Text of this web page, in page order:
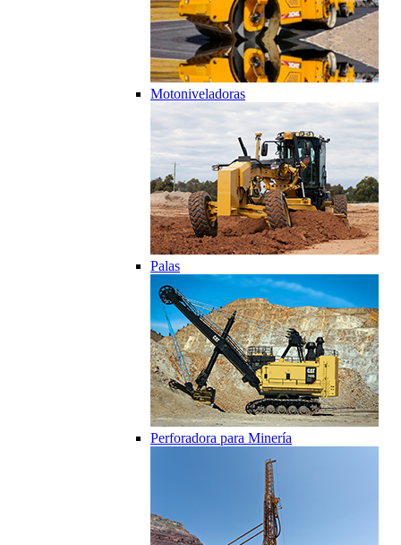
Motoniveladoras
Palas
Perforadora para Minería